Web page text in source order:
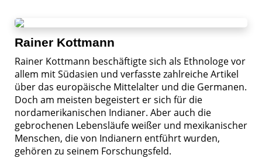
Rainer Kottmann
Rainer Kottmann beschäftigte sich als Ethnologe vor
allem mit Südasien und verfasste zahlreiche Artikel
über das europäische Mittelalter und die Germanen.
Doch am meisten begeistert er sich für die
nordamerikanischen Indianer. Aber auch die
gebrochenen Lebensläufe weißer und mexikanischer
Menschen, die von Indianern entführt wurden,
gehören zu seinem Forschungsfeld.